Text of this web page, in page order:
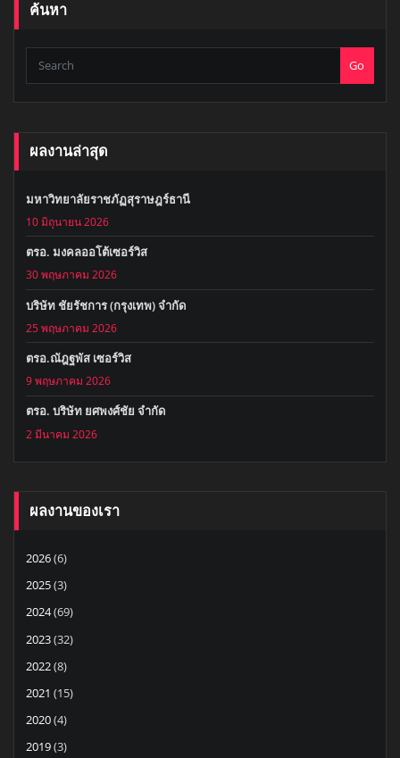
ค้นหา
Go
ผลงานล่าสุด
มหาวิทยาลัยราชภัฏสุราษฎร์ธานี
10 มิถุนายน 2026
ตรอ. มงคลออโต้เซอร์วิส
30 พฤษภาคม 2026
บริษัท ชัยรัชการ (กรุงเทพ) จำกัด
25 พฤษภาคม 2026
ตรอ.ณัฎฐพัส เซอร์วิส
9 พฤษภาคม 2026
ตรอ. บริษัท ยศพงศ์ชัย จำกัด
2 มีนาคม 2026
ผลงานของเรา
2026(6)
2025(3)
2024(69)
2023(32)
2022(8)
2021 (15)
2020(4)
2019(3)